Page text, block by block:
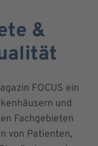
&
FOCUS ein
und
Fachgebieten
von Patienten,